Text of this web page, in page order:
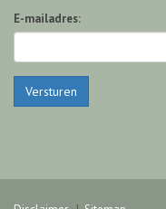
E-mailadres:
Versturen